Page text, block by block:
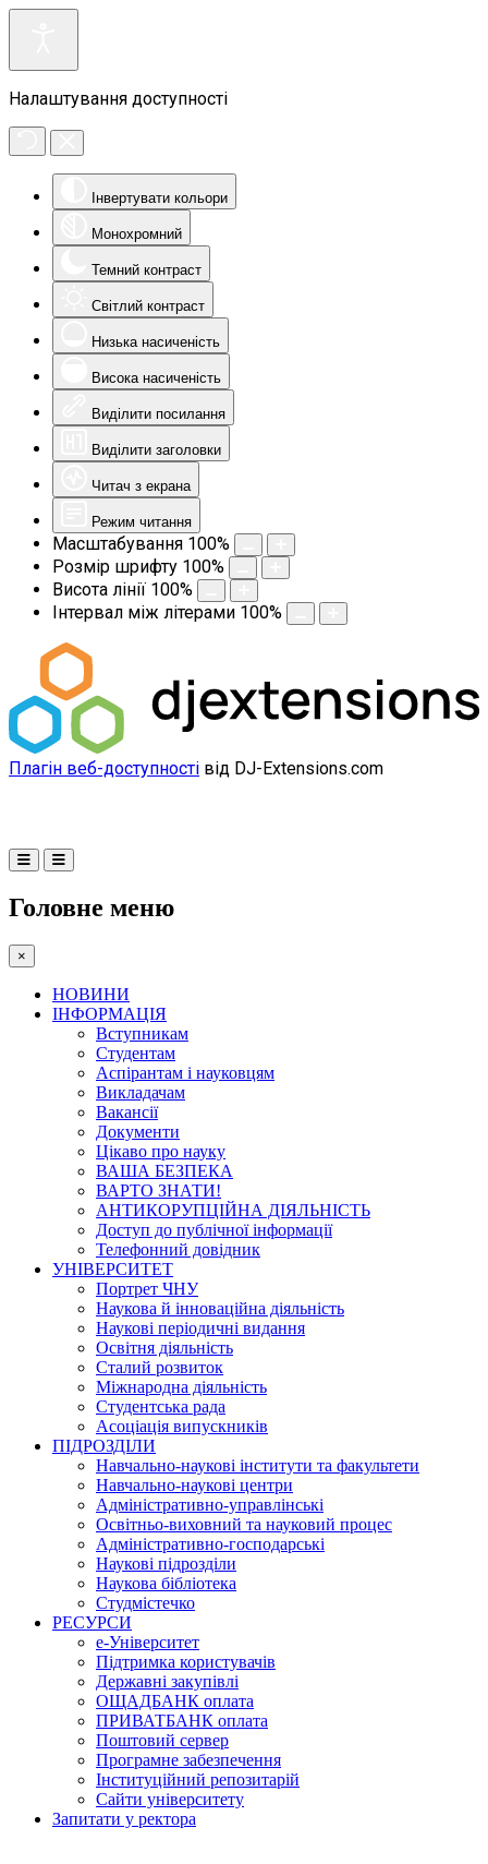
Налаштування доступності
Інвертувати кольори
Монохромний
Темний контраст
Світлий контраст
Низька насиченість
Висока насиченість
Виділити посилання
Виділити заголовки
Читач з екрана
Режим читання
Масштабування 100%
Розмір шрифту 100%
Висота лінії 100%
Інтервал між літерами 100%
Плагін веб-доступності від DJ-Extensions.com
Головне меню
×
НОВИНИ
ІНФОРМАЦІЯ
Вступникам
Студентам
Аспірантам і науковцям
Викладачам
Вакансії
Документи
Цікаво про науку
ВАША БЕЗПЕКА
ВАРТО ЗНАТИ!
АНТИКОРУПЦІЙНА ДІЯЛЬНІСТЬ
Доступ до публічної інформації
Телефонний довідник
УНІВЕРСИТЕТ
Портрет ЧНУ
Наукова й інноваційна діяльність
Наукові періодичні видання
Освітня діяльність
Сталий розвиток
Міжнародна діяльність
Студентська рада
Асоціація випускників
ПІДРОЗДІЛИ
Навчально-наукові інститути та факультети
Навчально-наукові центри
Адміністративно-управлінські
Освітньо-виховний та науковий процес
Адміністративно-господарські
Наукові підрозділи
Наукова бібліотека
Студмістечко
РЕСУРСИ
е-Університет
Підтримка користувачів
Державні закупівлі
ОЩАДБАНК оплата
ПРИВАТБАНК оплата
Поштовий сервер
Програмне забезпечення
Інституційний репозитарій
Сайти університету
Запитати у ректора